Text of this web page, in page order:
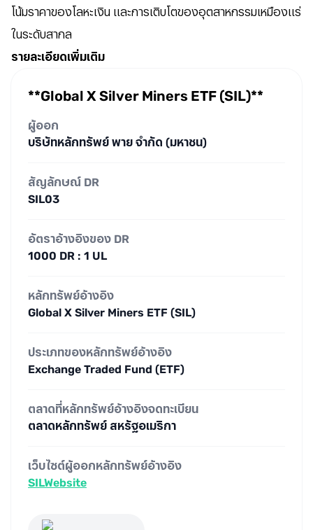
โน้มราคาของโลหะเงิน และการเติบโตของอุตสาหกรรมเหมืองแร่
ในระดับสากล
รายละเอียดเพิ่มเติม
**Global X Silver Miners ETF (SIL)**
ผู้ออก
บริษัทหลักทรัพย์ พาย จำกัด (มหาชน)
สัญลักษณ์ DR
SIL03
อัตราอ้างอิงของ DR
1000 DR : 1 UL
หลักทรัพย์อ้างอิง
Global X Silver Miners ETF (SIL)
ประเภทของหลักทรัพย์อ้างอิง
Exchange Traded Fund (ETF)
ตลาดที่หลักทรัพย์อ้างอิงจดทะเบียน
ตลาดหลักทรัพย์ สหรัฐอเมริกา
เว็บไซต์ผู้ออกหลักทรัพย์อ้างอิง
SILWebsite